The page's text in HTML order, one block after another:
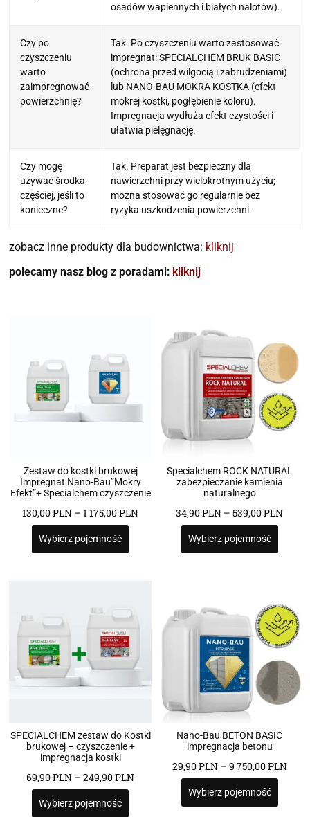
osadów wapiennych i białych nalotów).
Czy po
czyszczeniu
warto
zaimpregnować
powierzchnię?
Tak. Po czyszczeniu warto zastosować
impregnat: SPECIALCHEM BRUK BASIC
(ochrona przed wilgocią i zabrudzeniami)
lub NANO-BAU MOKRA KOSTKA (efekt
mokrej kostki, pogłębienie koloru).
Impregnacja wydłuża efekt czystości i
ułatwia pielęgnację.
Czy mogę
używać środka
częściej, jeśli to
konieczne?
Tak. Preparat jest bezpieczny dla
nawierzchni przy wielokrotnym użyciu;
można stosować go regularnie bez
ryzyka uszkodzenia powierzchni.
zobacz inne produkty dla budownictwa: kliknij
polecamy nasz blog z poradami: kliknij
Zestaw do kostki brukowej
Impregnat Nano-Bau”Mokry
Efekt”+ Specialchem czyszczenie
130,00PLN –1 175,00PLN
Wybierz pojemność
Specialchem ROCK NATURAL
zabezpieczanie kamienia
naturalnego
34,90PLN –539,00PLN
Wybierz pojemność
SPECIALCHEM zestaw do Kostki
brukowej – czyszczenie +
impregnacja kostki
69,90PLN –249,90PLN
Wybierz pojemność
Nano-Bau BETON BASIC
impregnacja betonu
29,90PLN– 9 750,00PLN
Wybierz pojemność